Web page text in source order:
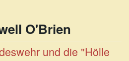
O'Brien
und die "Hölle